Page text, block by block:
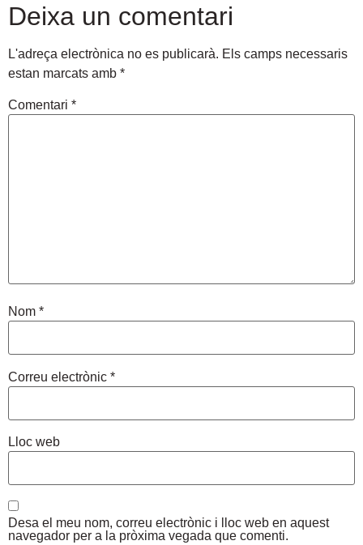
Deixa un comentari
L'adreça electrònica no es publicarà. Els camps necessaris
estan marcats amb *
Comentari *
Nom *
Correu electrònic *
Lloc web
Desa el meu nom, correu electrònic i lloc web en aquest
navegador per a la pròxima vegada que comenti.